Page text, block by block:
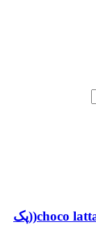
ساشه سولار امرالد بی مدل choco latta love((پک